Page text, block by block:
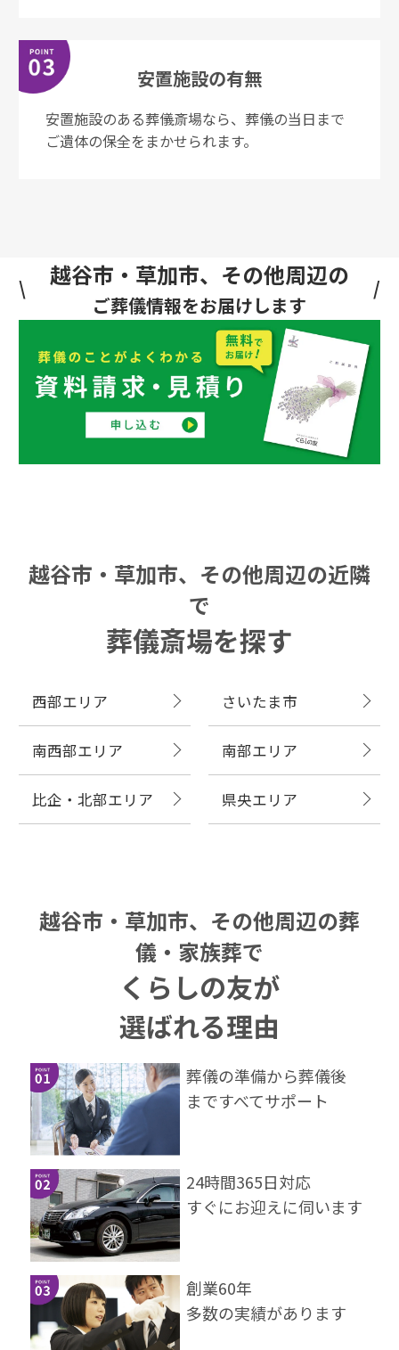
安置施設の有無
安置施設のある葬儀斎場なら、葬儀の当⽇まで
ご遺体の保全をまかせられます。
越谷市・草加市、その他周辺の
ご葬儀情報をお届けします
越谷市・草加市、その他周辺の近隣
で
葬儀斎場を探す
西部エリア さいたま市
南西部エリア 南部エリア
比企・北部エリア 県央エリア
越谷市・草加市、その他周辺の葬
儀・家族葬で
くらしの友が
選ばれる理由
葬儀の準備から葬儀後
まですべてサポート
24時間365⽇対応
すぐにお迎えに伺います
創業60年
多数の実績があります